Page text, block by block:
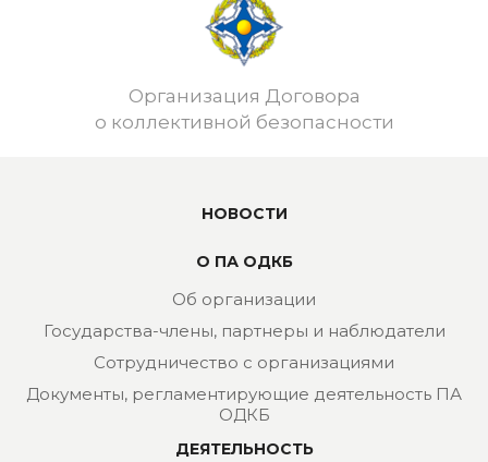
Организация Договора
о коллективной безопасности
НОВОСТИ
О ПА ОДКБ
Об организации
Государства-члены, партнеры и наблюдатели
Сотрудничество с организациями
Документы, регламентирующие деятельность ПА
ОДКБ
ДЕЯТЕЛЬНОСТЬ